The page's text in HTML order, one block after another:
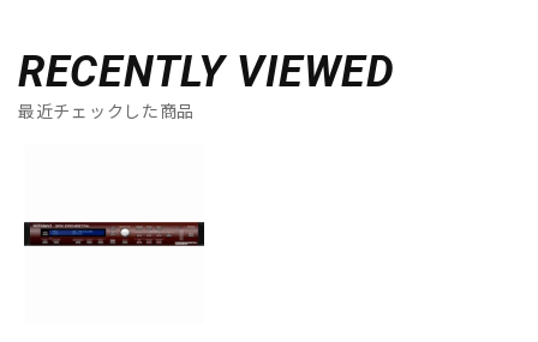
RECENTLY VIEWED
最近チェックした商品